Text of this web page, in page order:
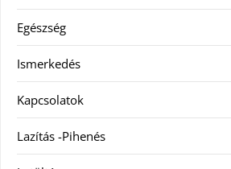
Egészség
Ismerkedés
Kapcsolatok
Lazítás -Pihenés